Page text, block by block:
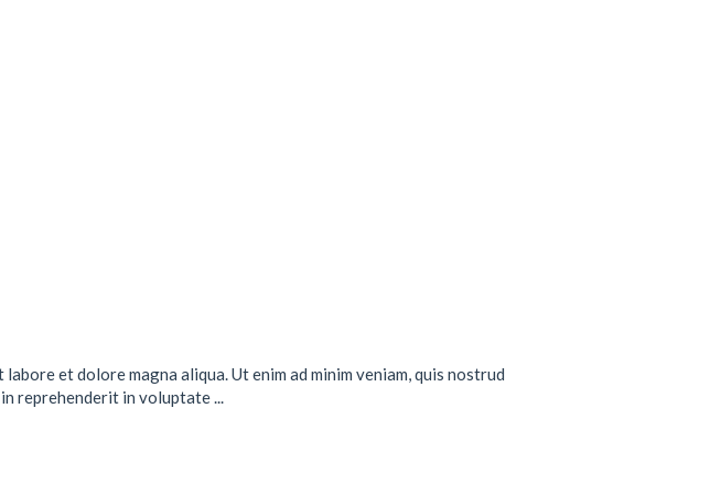
et dolore magna aliqua. Ut enim ad minim veniam, quis nostrud
reprehenderit in voluptate ...